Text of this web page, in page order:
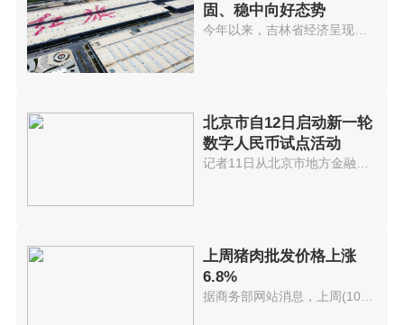
固、稳中向好态势
今年以来，吉林省经济呈现稳中加...
北京市自12日启动新一轮
数字人民币试点活动
上周猪肉批发价格上涨
6.8%
据商务部网站消息，上周(10月11...